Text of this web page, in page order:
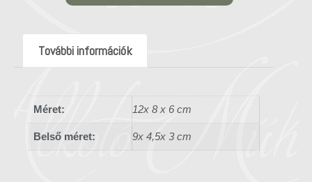
További információk
Méret: 12x 8 x 6 cm
Belső méret: 9x 4,5x 3 cm